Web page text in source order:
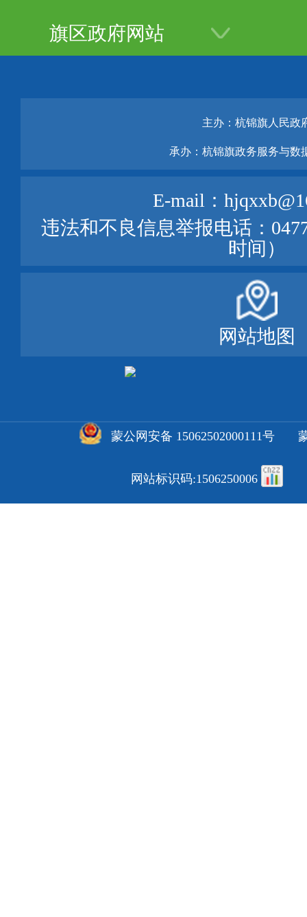
旗区政府网站
主办：杭锦旗人民政
承办：杭锦旗政务服务与数
E-mail：
违法和不良信息举报电话：
时间）
网站地图
蒙公网安备 15062502000111号
网站标识码:1506250006